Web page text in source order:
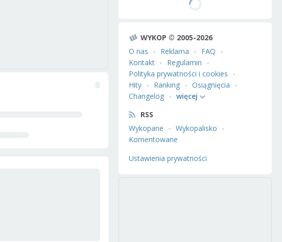
WYKOP © 2005-2026
O nas
Reklama
FAQ
Kontakt
Regulamin
Polityka prywatności i cookies
Hity
Ranking
Osiągnięcia
Changelog
więcej
RSS
Wykopane
Wykopalisko
Komentowane
Ustawienia prywatności